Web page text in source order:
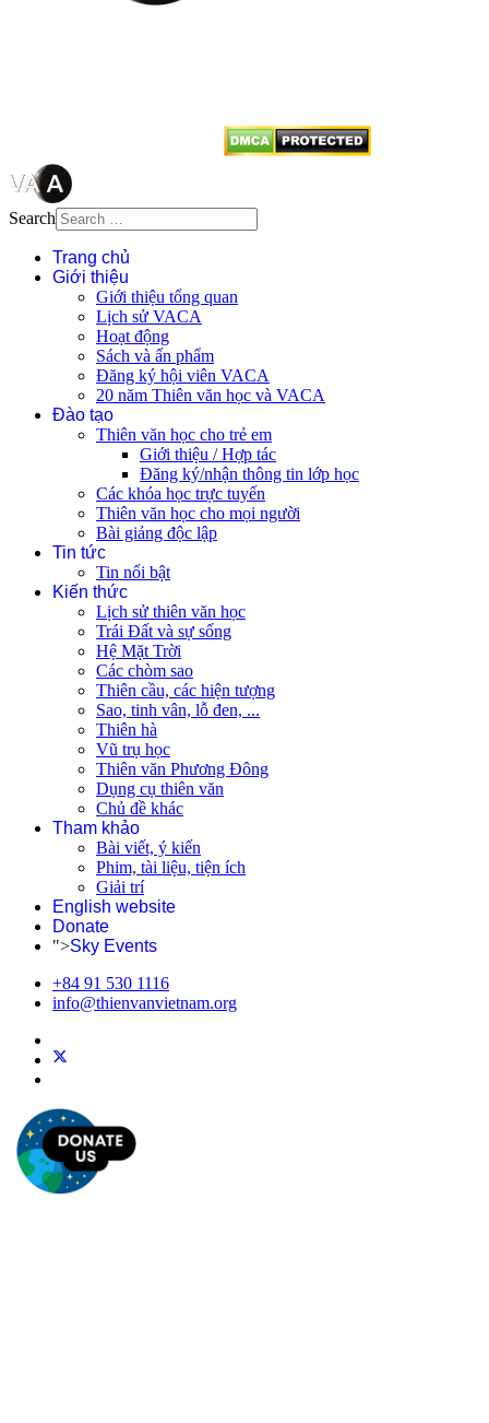
Search
Trang chủ
Giới thiệu
Giới thiệu tổng quan
Lịch sử VACA
Hoạt động
Sách và ấn phẩm
Đăng ký hội viên VACA
20 năm Thiên văn học và VACA
Đào tạo
Thiên văn học cho trẻ em
Giới thiệu / Hợp tác
Đăng ký/nhận thông tin lớp học
Các khóa học trực tuyến
Thiên văn học cho mọi người
Bài giảng độc lập
Tin tức
Tin nổi bật
Kiến thức
Lịch sử thiên văn học
Trái Đất và sự sống
Hệ Mặt Trời
Các chòm sao
Thiên cầu, các hiện tượng
Sao, tinh vân, lỗ đen, ...
Thiên hà
Vũ trụ học
Thiên văn Phương Đông
Dụng cụ thiên văn
Chủ đề khác
Tham khảo
Bài viết, ý kiến
Phim, tài liệu, tiện ích
Giải trí
English website
Donate
">Sky Events
+84 91 530 1116
info@thienvanvietnam.org